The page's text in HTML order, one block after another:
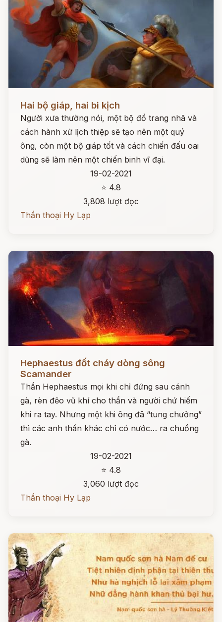
Hai bộ giáp, hai bi kịch
Người xưa thường nói, một bộ đồ trang nhã và
cách hành xử lịch thiệp sẽ tạo nên một quý
ông, còn một bộ giáp tốt và cách chiến đấu oai
dũng sẽ làm nên một chiến binh vĩ đại.
19-02-2021
⭐ 4.8
3,808 lượt đọc
Thần thoại Hy Lạp
Hephaestus đốt cháy dòng sông
Scamander
Thần Hephaestus mọi khi chỉ đứng sau cánh
gà, rèn đẽo vũ khí cho thần và người chứ hiếm
khi ra tay. Nhưng một khi ông đã “tung chưởng”
thì các anh thần khác chỉ có nước… ra chuồng
gà.
19-02-2021
⭐ 4.8
3,060 lượt đọc
Thần thoại Hy Lạp